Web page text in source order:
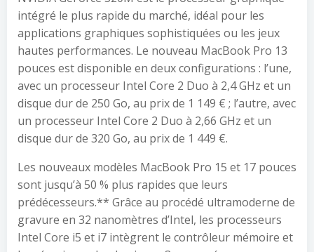
intégré le plus rapide du marché, idéal pour les
applications graphiques sophistiquées ou les jeux
hautes performances. Le nouveau MacBook Pro 13
pouces est disponible en deux configurations : l’une,
avec un processeur Intel Core 2 Duo à 2,4 GHz et un
disque dur de 250 Go, au prix de 1 149 € ; l’autre, avec
un processeur Intel Core 2 Duo à 2,66 GHz et un
disque dur de 320 Go, au prix de 1 449 €.
Les nouveaux modèles MacBook Pro 15 et 17 pouces
sont jusqu’à 50 % plus rapides que leurs
prédécesseurs.** Grâce au procédé ultramoderne de
gravure en 32 nanomètres d’Intel, les processeurs
Intel Core i5 et i7 intègrent le contrôleur mémoire et